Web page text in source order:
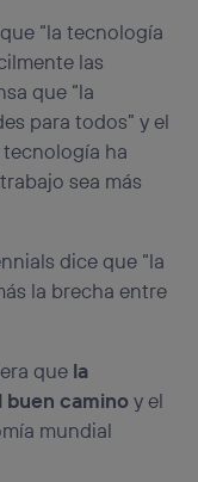
“la tecnología
las
que “la
para todos” y el
tecnología ha
sea más
dice que “la
la brecha entre
que la
buen caminoy el
mundial
del hogar
será más
en la
seleccionando
esta página web o